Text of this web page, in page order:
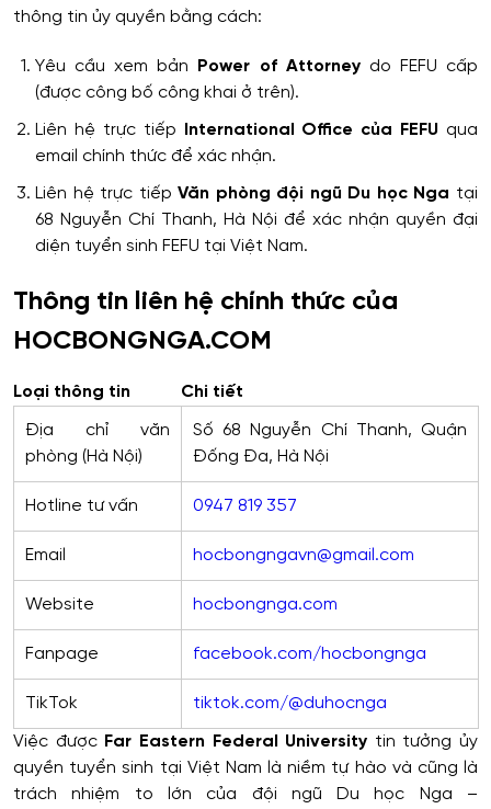
thông tin ủy quyền bằng cách:
Yêu cầu xem bản Power of Attorneydo FEFU cấp
(được công bố công khai ở trên).
Liên hệ trực tiếp International Office của FEFU qua
email chính thức để xác nhận.
Liên hệ trực tiếpVăn phòng đội ngũ Du học Nga tại
68 Nguyễn Chí Thanh, Hà Nội để xác nhận quyền đại
diện tuyển sinh FEFU tại Việt Nam.
Thông tin liên hệ chính thức của
HOCBONGNGA.COM
Loại thông tin Chi tiết
Địa chỉ văn
phòng (Hà Nội)
Số 68 Nguyễn Chí Thanh, Quận
Đống Đa, Hà Nội
Hotline tư vấn 0947 819 357
Email hocbongngavn@gmail.com
Website hocbongnga.com
Fanpage facebook.com/hocbongnga
TikTok tiktok.com/@duhocnga
Việc được Far Eastern Federal University tin tưởng ủy
quyền tuyển sinh tại Việt Nam là niềm tự hào và cũng là
trách nhiệm to lớn của đội ngũ Du học Nga –